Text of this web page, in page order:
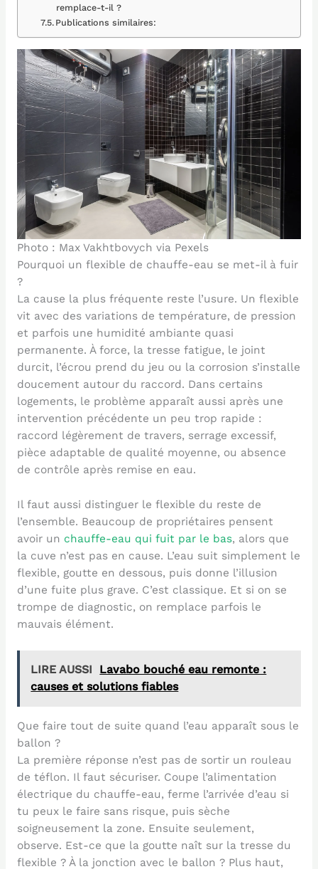
remplace-t-il ?
Publications similaires:
Photo : Max Vakhtbovych via Pexels
Pourquoi un flexible de chauffe-eau se met-il à fuir
?
La cause la plus fréquente reste l’usure. Un flexible
vit avec des variations de température, de pression
et parfois une humidité ambiante quasi
permanente. À force, la tresse fatigue, le joint
durcit, l’écrou prend du jeu ou la corrosion s’installe
doucement autour du raccord. Dans certains
logements, le problème apparaît aussi après une
intervention précédente un peu trop rapide :
raccord légèrement de travers, serrage excessif,
pièce adaptable de qualité moyenne, ou absence
de contrôle après remise en eau.
Il faut aussi distinguer le flexible du reste de
l’ensemble. Beaucoup de propriétaires pensent
avoir un chauffe-eau qui fuit par le bas, alors que
la cuve n’est pas en cause. L’eau suit simplement le
flexible, goutte en dessous, puis donne l’illusion
d’une fuite plus grave. C’est classique. Et si on se
trompe de diagnostic, on remplace parfois le
mauvais élément.
LIRE AUSSI
Lavabo bouché eau remonte :
causes et solutions fiables
Que faire tout de suite quand l’eau apparaît sous le
ballon ?
La première réponse n’est pas de sortir un rouleau
de téflon. Il faut sécuriser. Coupe l’alimentation
électrique du chauffe-eau, ferme l’arrivée d’eau si
tu peux le faire sans risque, puis sèche
soigneusement la zone. Ensuite seulement,
observe. Est-ce que la goutte naît sur la tresse du
flexible ? À la jonction avec le ballon ? Plus haut,